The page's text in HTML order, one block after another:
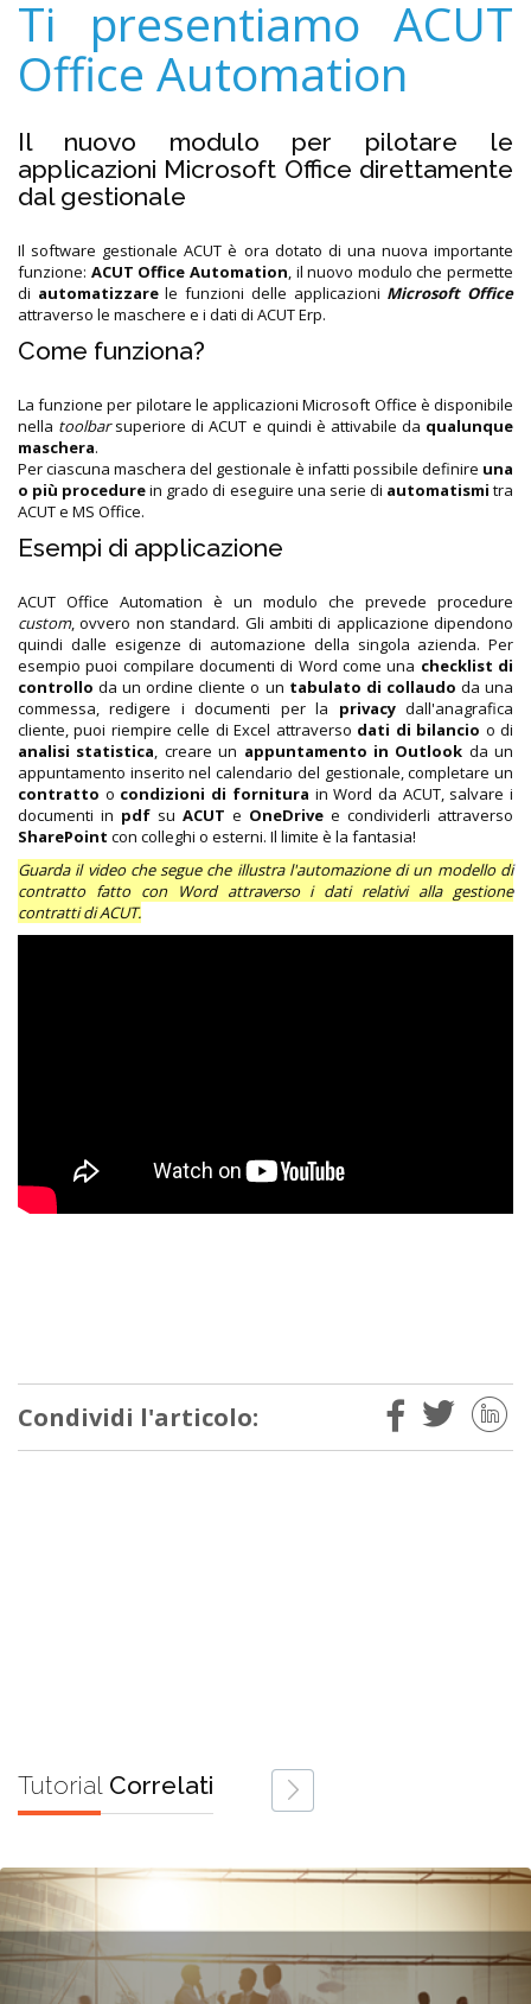
Ti presentiamo ACUT
Office Automation
Il nuovo modulo per pilotare le
applicazioni Microsoft Office direttamente
dal gestionale
Il software gestionale ACUT è ora dotato di una nuova importante
funzione: ACUT Office Automation, il nuovo modulo che permette
di automatizzarele funzioni delle applicazioni Microsoft Office
attraverso le maschere e i dati di ACUT Erp.
Come funziona?
La funzione per pilotare le applicazioni Microsoft Office è disponibile
nella toolbarsuperiore di ACUT e quindi è attivabile da qualunque
maschera.
Per ciascuna maschera del gestionale è infatti possibile definire una
o più procedurein grado di eseguire una serie di automatismi tra
ACUT e MS Office.
Esempi di applicazione
ACUT Office Automation è un modulo che prevede procedure
custom, ovvero non standard. Gli ambiti di applicazione dipendono
quindi dalle esigenze di automazione della singola azienda. Per
esempio puoi compilare documenti di Word come una checklist di
controllo da un ordine cliente o un tabulato di collaudo da una
commessa, redigere i documenti per la privacydall'anagrafica
cliente, puoi riempire celle di Excel attraverso dati di bilancio o di
analisi statistica, creare un appuntamento in Outlook da un
appuntamento inserito nel calendario del gestionale, completare un
contratto o condizioni di fornitura in Word da ACUT, salvare i
documenti in pdf su ACUT e OneDrive e condividerli attraverso
SharePoint con colleghi o esterni. Il limite è la fantasia!
Guarda il video che segue che illustra l'automazione di un modello di
contratto fatto con Word attraverso i dati relativi alla gestione
contratti di ACUT.
Condividi l'articolo:
Tutorial Correlati